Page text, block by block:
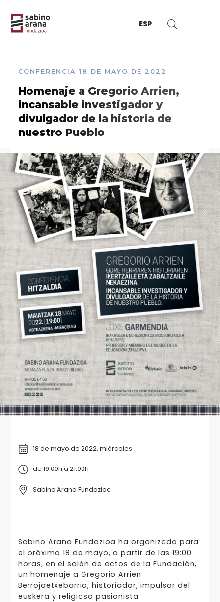
ESP
CONFERENCIA 18 DE MAYO DE 2022
Homenaje a Gregorio Arrien,
incansable investigador y
divulgador de la historia de
nuestro Pueblo
18 de mayo de 2022, miércoles
de 19:00h a 21:00h
Sabino Arana Fundazioa
Sabino Arana Fundazioa ha organizado para
el próximo 18 de mayo, a partir de las 19:00
horas, en el salón de actos de la Fundación,
un homenaje a Gregorio Arrien
Berrojaetxebarria, historiador, impulsor del
euskera y religioso pasionista.